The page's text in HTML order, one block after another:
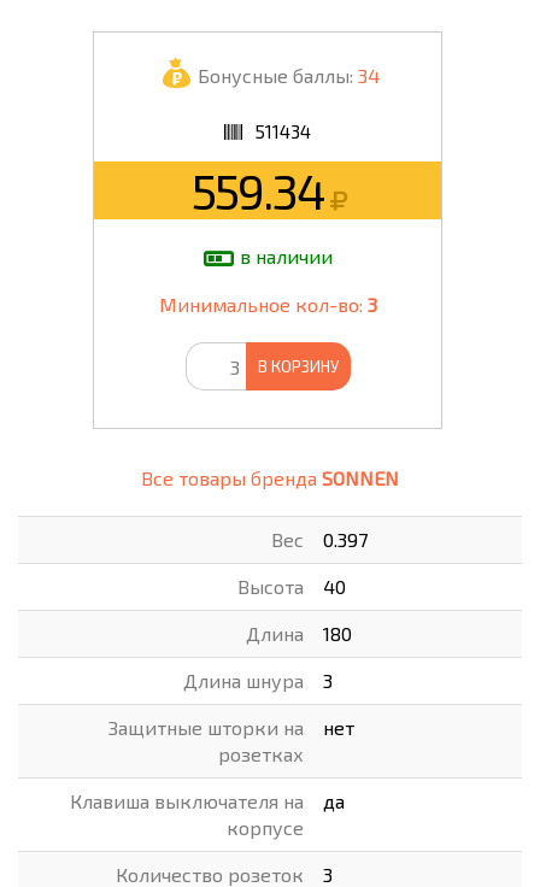
Бонусные баллы: 34
511434
559.34
в наличии
Минимальное кол-во: 3
В КОРЗИНУ
Все товары бренда SONNEN
Вес 0.397
Высота 40
Длина 180
Длина шнура 3
Защитные шторки на
розетках
нет
Клавиша выключателя на
корпусе
да
Количество розеток 3